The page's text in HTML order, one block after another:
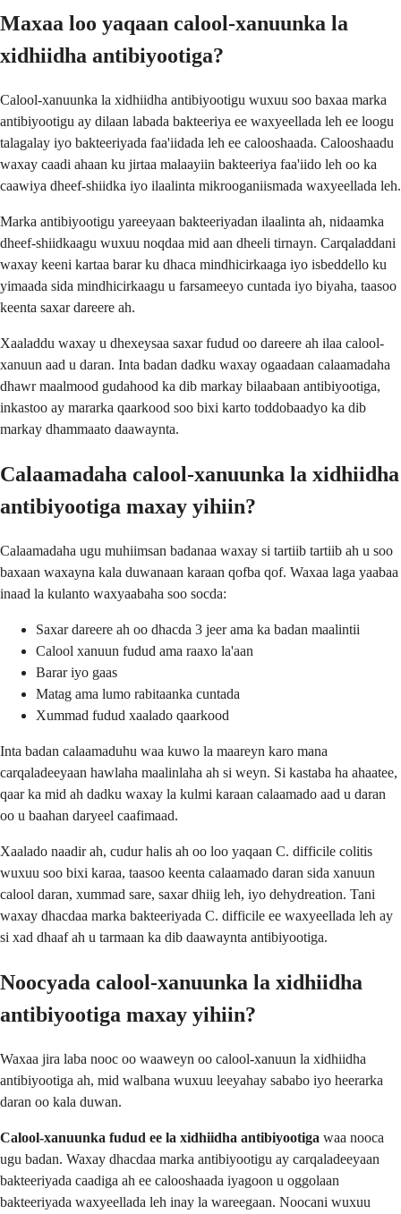
Maxaa loo yaqaan calool-xanuunka la
xidhiidha antibiyootiga?
Calool-xanuunka la xidhiidha antibiyootigu wuxuu soo baxaa marka
antibiyootigu ay dilaan labada bakteeriya ee waxyeellada leh ee loogu
talagalay iyo bakteeriyada faa'iidada leh ee calooshaada. Calooshaadu
waxay caadi ahaan ku jirtaa malaayiin bakteeriya faa'iido leh oo ka
caawiya dheef-shiidka iyo ilaalinta mikrooganiismada waxyeellada leh.
Marka antibiyootigu yareeyaan bakteeriyadan ilaalinta ah, nidaamka
dheef-shiidkaagu wuxuu noqdaa mid aan dheeli tirnayn. Carqaladdani
waxay keeni kartaa barar ku dhaca mindhicirkaaga iyo isbeddello ku
yimaada sida mindhicirkaagu u farsameeyo cuntada iyo biyaha, taasoo
keenta saxar dareere ah.
Xaaladdu waxay u dhexeysaa saxar fudud oo dareere ah ilaa calool-
xanuun aad u daran. Inta badan dadku waxay ogaadaan calaamadaha
dhawr maalmood gudahood ka dib markay bilaabaan antibiyootiga,
inkastoo ay mararka qaarkood soo bixi karto toddobaadyo ka dib
markay dhammaato daawaynta.
Calaamadaha calool-xanuunka la xidhiidha
antibiyootiga maxay yihiin?
Calaamadaha ugu muhiimsan badanaa waxay si tartiib tartiib ah u soo
baxaan waxayna kala duwanaan karaan qofba qof. Waxaa laga yaabaa
inaad la kulanto waxyaabaha soo socda:
Saxar dareere ah oo dhacda 3 jeer ama ka badan maalintii
Calool xanuun fudud ama raaxo la'aan
Barar iyo gaas
Matag ama lumo rabitaanka cuntada
Xummad fudud xaalado qaarkood
Inta badan calaamaduhu waa kuwo la maareyn karo mana
carqaladeeyaan hawlaha maalinlaha ah si weyn. Si kastaba ha ahaatee,
qaar ka mid ah dadku waxay la kulmi karaan calaamado aad u daran
oo u baahan daryeel caafimaad.
Xaalado naadir ah, cudur halis ah oo loo yaqaan C. difficile colitis
wuxuu soo bixi karaa, taasoo keenta calaamado daran sida xanuun
calool daran, xummad sare, saxar dhiig leh, iyo dehydreation. Tani
waxay dhacdaa marka bakteeriyada C. difficile ee waxyeellada leh ay
si xad dhaaf ah u tarmaan ka dib daawaynta antibiyootiga.
Noocyada calool-xanuunka la xidhiidha
antibiyootiga maxay yihiin?
Waxaa jira laba nooc oo waaweyn oo calool-xanuun la xidhiidha
antibiyootiga ah, mid walbana wuxuu leeyahay sababo iyo heerarka
daran oo kala duwan.
Calool-xanuunka fudud ee la xidhiidha antibiyootiga waa nooca
ugu badan. Waxay dhacdaa marka antibiyootigu ay carqaladeeyaan
bakteeriyada caadiga ah ee calooshaada iyagoon u oggolaan
bakteeriyada waxyeellada leh inay la wareegaan. Noocani wuxuu